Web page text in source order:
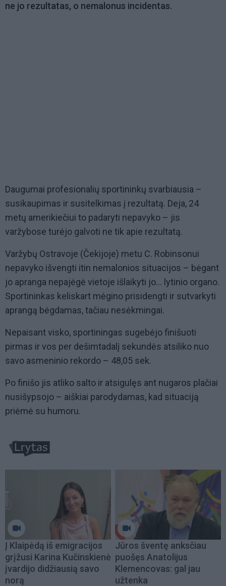
ne jo rezultatas, o nemalonus incidentas.
Daugumai profesionalių sportininkų svarbiausia –
susikaupimas ir susitelkimas į rezultatą. Deja, 24
metų amerikiečiui to padaryti nepavyko – jis
varžybose turėjo galvoti ne tik apie rezultatą.
Varžybų Ostravoje (Čekijoje) metu C. Robinsonui
nepavyko išvengti itin nemalonios situacijos – bėgant
jo apranga nepajėgė vietoje išlaikyti jo... lytinio organo.
Sportininkas keliskart mėgino prisidengti ir sutvarkyti
aprangą bėgdamas, tačiau nesėkmingai.
Nepaisant visko, sportiningas sugebėjo finišuoti
pirmas ir vos per dešimtadalį sekundės atsiliko nuo
savo asmeninio rekordo – 48,05 sek.
Po finišo jis atliko salto ir atsigulęs ant nugaros plačiai
nusišypsojo – aiškiai parodydamas, kad situaciją
priėmė su humoru.
Į Klaipėdą iš emigracijos
grįžusi Karina Kučinskienė
įvardijo didžiausią savo
norą
Jūros šventę anksčiau
puošęs Anatolijus
Klemencovas: gal jau
užtenka